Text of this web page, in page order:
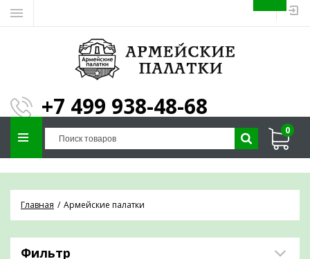
+7 499 938-48-68
0
Главная Армейские палатки
Фильтр
ЗАПОЛНИТЕ ФОРМУ И
МЫ ПОДБЕРЕМ
ПАЛАТКУ ПОД ВАШИ
ПАРАМЕТРЫ!
Отправим предложение на почту и
проконсультируем по любым вопросам